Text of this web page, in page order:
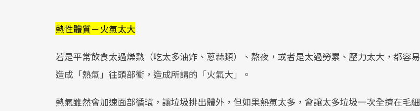
熱性體質－火氣太大
若是平常飲食太過燥熱（吃太多油炸、蔥蒜類）、熬夜，或者是太過勞累、壓力太大，都容易
造成「熱氣」往頭部衝，造成所謂的「火氣大」。
熱氣雖然會加速面部循環，讓垃圾排出體外，但如果熱氣太多，會讓太多垃圾一次全擠在毛細